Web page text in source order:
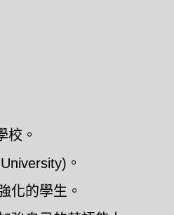
校。
。
化的學生。